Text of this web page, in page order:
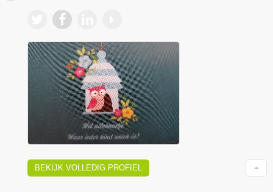
BEKIJK VOLLEDIG PROFIEL